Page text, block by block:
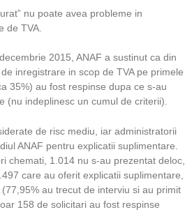
nu poate avea probleme in
de TVA.
2015, ANAF a sustinut ca din
inregistrare in scop de TVA pe primele
35%) au fost respinse dupa ce s-au
(nu indeplinesc un cumul de criterii).
de risc mediu, iar administratorii
ANAF pentru explicatii suplimentare.
chemati, 1.014 nu s-au prezentat deloc,
care au oferit explicatii suplimentare,
au trecut de interviu si au primit
158 de solicitari au fost respinse